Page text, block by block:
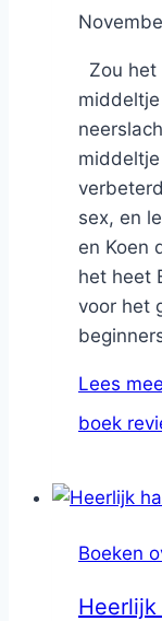
ByNicole
Zou het
sex, en
en Koen
het heet
voor het
Lees
boek
Boeken